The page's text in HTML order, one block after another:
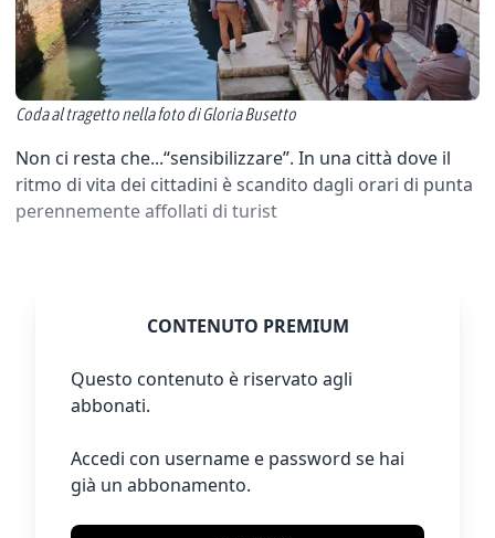
Coda al tragetto nella foto di Gloria Busetto
Non ci resta che...“sensibilizzare”. In una città dove il
ritmo di vita dei cittadini è scandito dagli orari di punta
perennemente affollati di turist
CONTENUTO PREMIUM
Questo contenuto è riservato agli
abbonati.
Accedi con username e password se hai
già un abbonamento.